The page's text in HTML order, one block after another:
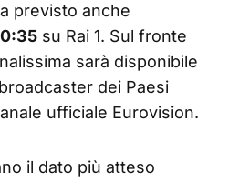
previsto anche
su Rai 1. Sul fronte
sarà disponibile
dei Paesi
ufficiale Eurovision.
il dato più atteso